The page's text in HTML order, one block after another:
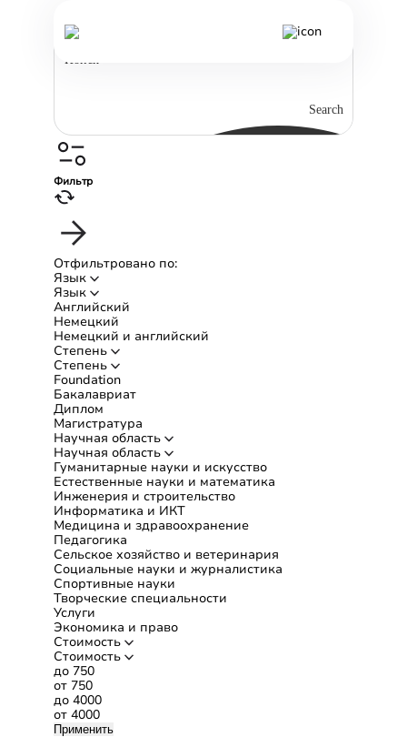
Search
Фильтр
Отфильтровано по:
Язык
Язык
Английский
Немецкий
Немецкий и английский
Степень
Степень
Foundation
Бакалавриат
Диплом
Магистратура
Научная область
Научная область
Гуманитарные науки и искусство
Естественные науки и математика
Инженерия и строительство
Информатика и ИКТ
Медицина и здравоохранение
Педагогика
Сельское хозяйство и ветеринария
Социальные науки и журналистика
Спортивные науки
Творческие специальности
Услуги
Экономика и право
Стоимость
Стоимость
до 750
от 750
до 4000
от 4000
Применить